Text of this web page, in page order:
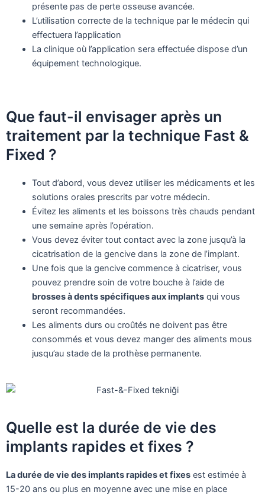
présente pas de perte osseuse avancée.
L’utilisation correcte de la technique par le médecin qui
effectuera l’application
La clinique où l’application sera effectuée dispose d’un
équipement technologique.
Que faut-il envisager après un
traitement par la technique Fast &
Fixed ?
Tout d’abord, vous devez utiliser les médicaments et les
solutions orales prescrits par votre médecin.
Évitez les aliments et les boissons très chauds pendant
une semaine après l’opération.
Vous devez éviter tout contact avec la zone jusqu’à la
cicatrisation de la gencive dans la zone de l’implant.
Une fois que la gencive commence à cicatriser, vous
pouvez prendre soin de votre bouche à l’aide de
brosses à dents spécifiques aux implantsqui vous
seront recommandées.
Les aliments durs ou croûtés ne doivent pas être
consommés et vous devez manger des aliments mous
jusqu’au stade de la prothèse permanente.
Quelle est la durée de vie des
implants rapides et fixes ?
La durée de vie des implants rapides et fixes est estimée à
15-20 ans ou plus en moyenne avec une mise en place